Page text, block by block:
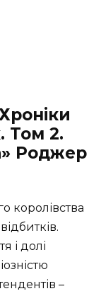
Том 2.
Роджер
королівства
і долі
–